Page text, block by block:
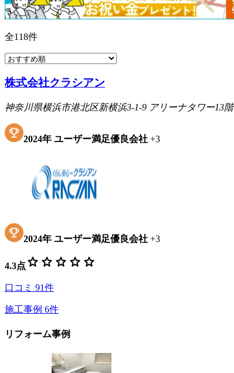
全118件
株式会社クラシアン
神奈川県横浜市港北区新横浜3-1-9 アリーナタワー13階
2024年 ユーザー満足優良会社 +3
2024年 ユーザー満足優良会社 +3
4.3点 star star star star star
口コミ 91件
施工事例 6件
リフォーム事例